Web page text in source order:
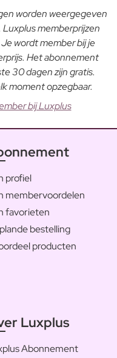
worden weergegeven
memberprijzen
wordt member bij je
Het abonnement
30 dagen zijn gratis.
moment opzegbaar.
bij Luxplus
profiel
membervoordelen
favorieten
bestelling
producten
Luxplus
Abonnement